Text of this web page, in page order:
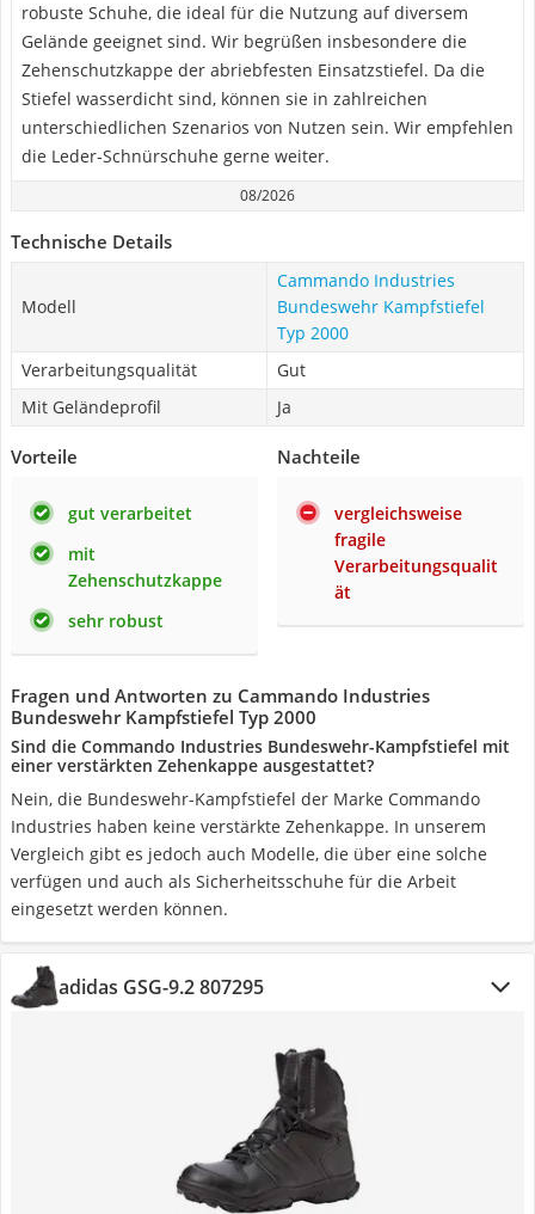
robuste Schuhe, die ideal für die Nutzung auf diversem
Gelände geeignet sind. Wir begrüßen insbesondere die
Zehenschutzkappe der abriebfesten Einsatzstiefel. Da die
Stiefel wasserdicht sind, können sie in zahlreichen
unterschiedlichen Szenarios von Nutzen sein. Wir empfehlen
die Leder-Schnürschuhe gerne weiter.
08/2026
Technische Details
Modell
Cammando Industries
Bundeswehr Kampfstiefel
Typ 2000
Verarbeitungsqualität
Gut
Mit Geländeprofil
Ja
Vorteile
gut verarbeitet
mit
Zehenschutzkappe
sehr robust
Nachteile
vergleichsweise
fragile
Verarbeitungsqualit
ät
Fragen und Antworten zu Cammando Industries
Bundeswehr Kampfstiefel Typ 2000
Sind die Commando Industries Bundeswehr-Kampfstiefel mit
einer verstärkten Zehenkappe ausgestattet?
Nein, die Bundeswehr-Kampfstiefel der Marke Commando
Industries haben keine verstärkte Zehenkappe. In unserem
Vergleich gibt es jedoch auch Modelle, die über eine solche
verfügen und auch als Sicherheitsschuhe für die Arbeit
eingesetzt werden können.
adidas GSG-9.2 807295